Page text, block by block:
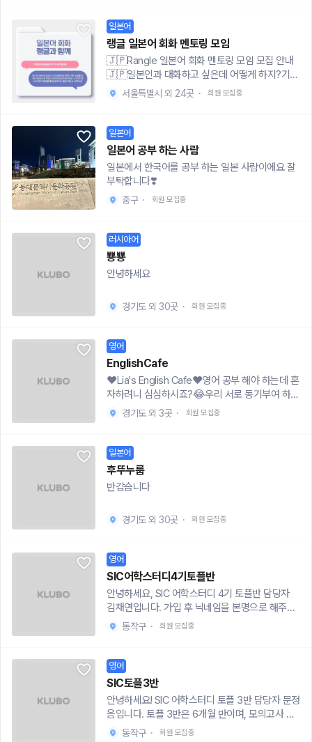
주 묻는 질문]Q. 영어 실력이 많이 부족해도 괜찮
을까요?A. 당연하죠! 초보자분들도 쉽게 따라올 수
있도록 진행할 예정이니 부담 갖지 않으셔도 됩니
다.Q. 비용이 드나요?A. 스터디룸 대여비만 1/N로
부담하시면 됩니다. 별도의 강의료는 없습니다!Q.
스터디 인원은 몇 명인가요?A. 초반 1, 2회차는 1:1
세요 -!!
적 스터디로 생각하시면 안 된다는 점. 미리 말씀드
립니다 :)조별 톡방에서 소통, 자료 공유, 질의 응답
으로 이루어지며한 달에 1번 대면 스터디 진행합니
다. ⚡친목 모임 - 전시회, 한강, 코노, 당일치기 여
획중입니다👏🏻)수도권 대학 재학생, 휴학생, 졸
을 예정입니다. (현재 부원 27명)● 모집 기간: ~2
025.08.30#언어 회화 동아리 #외국어 #언어교
환
만, ‘일본 감성’에 더 끌리는 사람?"모지모지(もじ
もじ)" 머뭇거렸던 순간들!🎌 모지모지,,, 뭐하
지,,,?- 일본어 단어 챌린지- 간단한 여행 회화 문
장 익히기- JLPT 준비 스터디- 문화 토크- 일본
노래 부르기(일코 해제),,,그리고 이번 기수 처음으
로 진행하는 ✨일본 단기여행 프로젝트✨✈️✈️✈️
한 일본어로 하는 일본 편의점 쇼핑🛍 내기📸 활
동 및 모집안내- 활동기간ㄴ 1기: 24년 12월 ~ 25
년 2월ㄴ 2기: 25년 4월 ~ 25년 6월ㄴ 3기: 25년
7월 ~ 25년 9월 ☑️- 활동장소: 신촌 or 홍대 근처
트/소소한 굿즈 제작비)- 모집기간: ~7월 15일🙋
양대 등 다양한 학교 친구들이 모였어요!대부분 일
본어 초보! 단어도 겨우겨우 외우는 중이에요 😅
🪄 스터디 지원하기지원서 👉 https://forms.gl
e/yAnLoc5fFeyxXnpx6오픈채팅 문의 👉 http
대해서 더 알아보기 👉 https://www.instagra
리는 순수 취미 및 친목 목적입니다. 정치, 종교, 상
업, 이성 목적 활동은 금지이며, 적발 시 퇴장됩니
다.✔️활동 사진은 SNS에 일부 공유될 수 있어요
(원치 않으시면 미리 알려주세요!)모지모지한 지
금, 같이 일본어 공부해요🌸
일본어
랭글 일본어 회화 멘토링 모임
🇯🇵Rangle 일본어 회화 멘토링 모임 모집 안내
🇯🇵일본인과 대화하고 싶은데 어떻게 하지?기초
부터 JLPT 준비, 회화까지![대상]-일본어를 처음
중인 분-교과서가 아닌, ‘진짜 일본어 회화’를 배우
고 싶은 분[클래스 구성]* 1대1 or 1대 다수 맞춤 수
업 (온라인 / 오프라인 선택 가능)* 주 1~2회, 회당
60분 수업* 학습 진단 → 목표 설정 → 단계별 커
리큘럼 제공* 매 수업 후 복습 자료 & 과제 제공[수
강생 후기]“말이 안 트였던 제가 일본 여행 때 혼자
요!”"일어 무자막으로 영화보기 가능, 진짜 금방 배
울 수 있어요!"[커리큘럼]1-2회차-일본어 문법 뼈
대 잡기(정중형, 보통형)-명사, な형용사, い형용
형과 관련된 표현들(ている, てしまう, てみる,
용사, 조사를 통해 회화연습하기-나의 취미, 학교
생활, 연애 일상 테마를 일본어로 이야기 [모집 기
간]-상시 모집(지원서 확인 후 연락예정) [문의 및
신청 방법]-신청서 : https://forms.gle/sL6Ppjx
o4LiBh6YW6-인스타 DM 문의 : @ran_gle_jpn
필요하신 톤(예: 더 캐주얼한 느낌, 비즈니스용 등)
같이 진행중입니다 !신청서 : https://forms.gle/g
dQBewY7bXd3RrMn7지금, 입을 트는 첫걸음.
당신의 회화, 랭글이 열어드립니다.
서울특별시 외 24곳 · 회원 모집중
일본어
일본어 공부 하는 사람
일본에서 한국어를 공부 하는 일본 사람이에요 잘
부탁합니다❣️
중구 · 회원 모집중
러시아어
뿅뿅
안녕하세요
경기도 외 30곳 · 회원 모집중
영어
EnglishCafe
❤️Lia's English Cafe❤️영어 공부 해야 하는데 혼
자하려니 심심하시죠?😂우리 서로 동기부여 하며
영어로 즐겁게 얘기해봐요🙌🏻참여 방법은 아래
3. 참여비 : 회당 10,000원4. 교재 : 필요없음! (매
주 제가 드릴거예요😀)-주제는 매주 달라지며, 여
러가지 사회 이슈에 관해 얘기합니다!5. 참여 레벨
: 중급 이상참석 원하시는 분들은https://open.ka
검색) 들어오시면 자세히 안내드릴게요! 같이 즐겁
경기도 외 3곳 · 회원 모집중
일본어
후뚜누룹
반갑습니다
경기도 외 30곳 · 회원 모집중
영어
SIC어학스터디4기토플반
안녕하세요, SIC 어학스터디 4기 토플반 담당자
김채연입니다. 가입 후 닉네임을 본명으로 해주시
면 감사하겠습니다.주 1회 2시간(저녁 8~10시)씩
꼭 스터디를 진행해야 하며, 요일과 장소는 멤버 간
변경하실 수 있습니다.스터디 날짜와 시간이 정해
지면 일정생성을 통해 앱 달력에 기록해 주시고, 스
터디 모임 시 인증샷을 커뮤니티에 올려주시기 바
랍니다. 사정으로 스터디에 참여할 수 없으신 경우
는 일정에 불참 표시를 해주시기 바랍니다. 3번 연
속 불참 시 퇴출과 함께 다음 기수 스터디 참가가
동작구 · 회원 모집중
영어
SIC토플3반
안녕하세요! SIC 어학스터디 토플 3반 담당자 문정
음입니다. 토플 3반은 6개월 반이며, 모의고사 풀
이로 진행됩니다. 주 1회 2시간(저녁 8~10시)씩
동작구 · 회원 모집중